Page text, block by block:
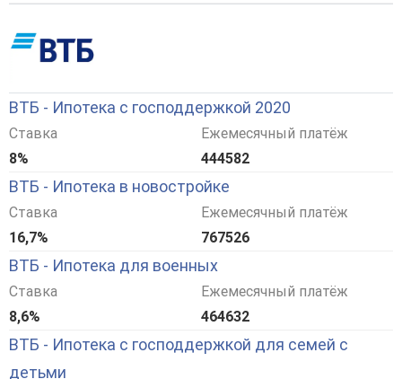
ВТБ - Ипотека с господдержкой 2020
Ставка
8%
Ежемесячный платёж
444582
ВТБ - Ипотека в новостройке
Ставка
16,7%
Ежемесячный платёж
767526
ВТБ - Ипотека для военных
Ставка
8,6%
Ежемесячный платёж
464632
ВТБ - Ипотека с господдержкой для семей с
детьми